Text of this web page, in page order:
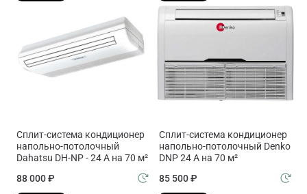
Сплит-система кондиционер
напольно-потолочный
Dahatsu DH-NP - 24 А на 70 м²
88 000 ₽
Сплит-система кондиционер
напольно-потолочный Denko
DNP 24 А на 70 м²
85 500 ₽